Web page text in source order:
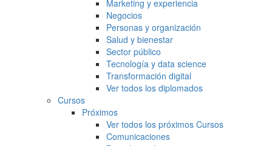
Marketing y experiencia
Negocios
Personas y organización
Salud y bienestar
Sector público
Tecnología y data science
Transformación digital
Ver todos los diplomados
Cursos
Próximos
Ver todos los próximos Cursos
Comunicaciones